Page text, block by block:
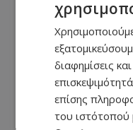
διαφημίσεις
επίσης
του ιστότοπού